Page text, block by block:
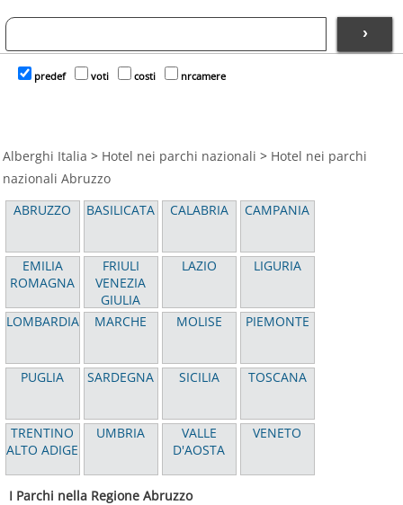
›
predef voti costi nrcamere
Alberghi Italia > Hotel nei parchi nazionali > Hotel nei parchi
nazionali Abruzzo
ABRUZZO
BASILICATA CALABRIA CAMPANIA
EMILIA
ROMAGNA
FRIULI
VENEZIA
GIULIA
LAZIO LIGURIA
LOMBARDIA MARCHE MOLISE PIEMONTE
PUGLIA SARDEGNA SICILIA TOSCANA
TRENTINO
ALTO ADIGE
UMBRIA
VALLE
D'AOSTA
VENETO
I Parchi nella Regione Abruzzo